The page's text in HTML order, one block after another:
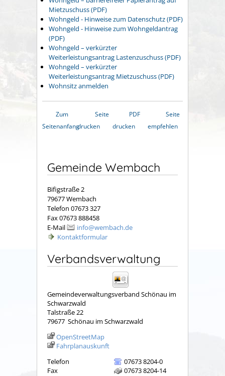
Mietzuschuss (PDF)
Wohngeld - Hinweise zum Datenschutz (PDF)
Wohngeld - Hinweise zum Wohngeldantrag
(PDF)
Wohngeld – verkürzter
Weiterleistungsantrag Lastenzuschuss (PDF)
Wohngeld – verkürzter
Weiterleistungsantrag Mietzuschuss (PDF)
Wohnsitz anmelden
Zum
Seitenanfang
Seite
drucken
PDF
drucken
Seite
empfehlen
Gemeinde Wembach
Bifigstraße 2
79677 Wembach
Telefon 07673 327
Fax 07673 888458
E-Mail
info@wembach.de
Kontaktformular
Verbandsverwaltung
Gemeindeverwaltungsverband Schönau im
Schwarzwald
Talstraße 22
79677 Schönau im Schwarzwald
OpenStreetMap
Fahrplanauskunft
Telefon
07673 8204-0
Fax
07673 8204-14